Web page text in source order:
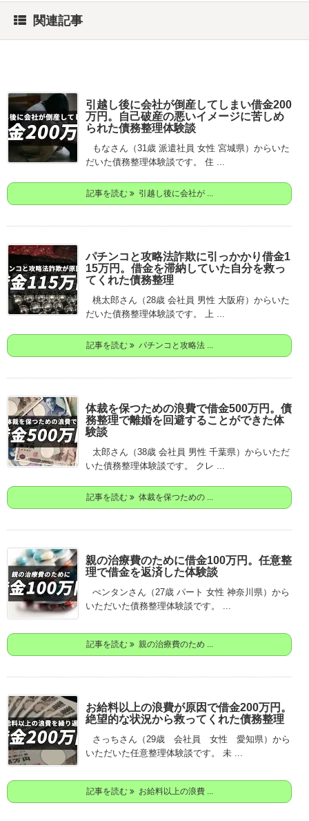
関連記事
引越し後に会社が倒産してしまい借金200
万円。自己破産の悪いイメージに苦しめ
られた債務整理体験談
もなさん（31歳 派遣社員 女性 宮城県）からいた
だいた債務整理体験談です。 住 ...
記事を読む 引越し後に会社が ...
パチンコと攻略法詐欺に引っかかり借金1
15万円。借金を滞納していた自分を救っ
てくれた債務整理
桃太郎さん（28歳 会社員 男性 大阪府）からいた
だいた債務整理体験談です。 上 ...
記事を読む パチンコと攻略法 ...
体裁を保つための浪費で借金500万円。債
務整理で離婚を回避することができた体
験談
太郎さん（38歳 会社員 男性 千葉県）からいただ
いた債務整理体験談です。 クレ ...
記事を読む 体裁を保つための ...
親の治療費のために借金100万円。任意整
理で借金を返済した体験談
ぺンタンさん（27歳 パート 女性 神奈川県）から
いただいた債務整理体験談です。 ...
記事を読む 親の治療費のため ...
お給料以上の浪費が原因で借金200万円。
絶望的な状況から救ってくれた債務整理
さっちさん（29歳 会社員 女性 愛知県）から
いただいた任意整理体験談です。 未 ...
記事を読む お給料以上の浪費 ...